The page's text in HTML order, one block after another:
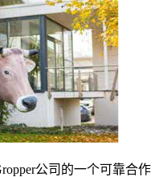
公司的一个可靠合作